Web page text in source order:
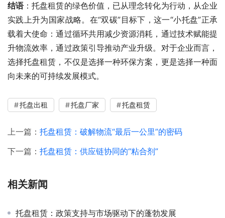
结语：托盘租赁的绿色价值，已从理念转化为行动，从企业
实践上升为国家战略。在“双碳”目标下，这一“小托盘”正承
载着大使命：通过循环共用减少资源消耗，通过技术赋能提
升物流效率，通过政策引导推动产业升级。对于企业而言，
选择托盘租赁，不仅是选择一种环保方案，更是选择一种面
向未来的可持续发展模式。
托盘出租 托盘厂家 托盘租赁
上一篇： 托盘租赁：破解物流“最后一公里”的密码
下一篇： 托盘租赁：供应链协同的“粘合剂”
相关新闻
托盘租赁：政策支持与市场驱动下的蓬勃发展